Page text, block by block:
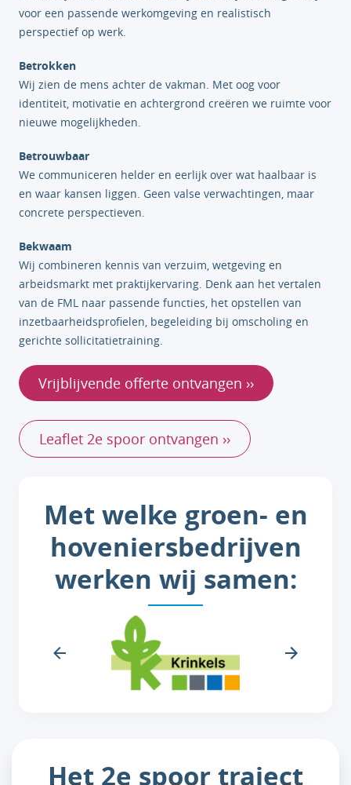
voor een passende werkomgeving en realistisch
perspectief op werk.
Betrokken
Wij zien de mens achter de vakman. Met oog voor
identiteit, motivatie en achtergrond creëren we ruimte voor
nieuwe mogelijkheden.
Betrouwbaar
We communiceren helder en eerlijk over wat haalbaar is
en waar kansen liggen. Geen valse verwachtingen, maar
concrete perspectieven.
Bekwaam
Wij combineren kennis van verzuim, wetgeving en
arbeidsmarkt met praktijkervaring. Denk aan het vertalen
van de FML naar passende functies, het opstellen van
inzetbaarheidsprofielen, begeleiding bij omscholing en
gerichte sollicitatietraining.
Vrijblijvende offerte ontvangen ››
Leaflet 2e spoor ontvangen ››
Met welke groen- en
hoveniersbedrijven
werken wij samen:
Het 2e spoor traject